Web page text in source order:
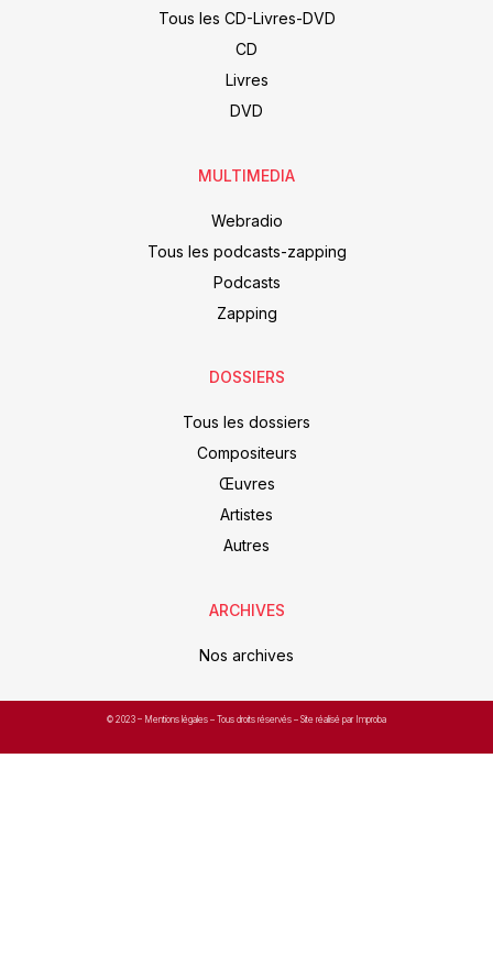
Tous les CD-Livres-DVD
CD
Livres
DVD
MULTIMEDIA
Webradio
Tous les podcasts-zapping
Podcasts
Zapping
DOSSIERS
Tous les dossiers
Compositeurs
Œuvres
Artistes
Autres
ARCHIVES
Nos archives
© 2023 – Mentions légales – Tous droits réservés – Site réalisé par Improba